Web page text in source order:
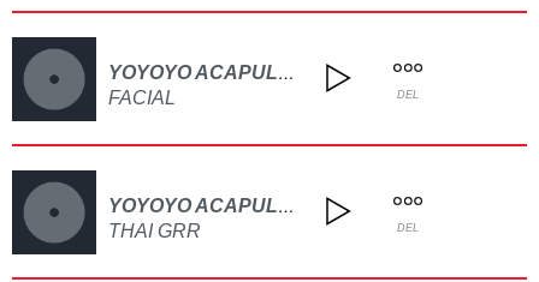
YOYOYO ACAPULCO
FACIAL DEL
YOYOYO ACAPULCO
THAI GRR DEL